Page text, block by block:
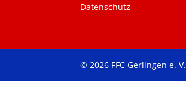
Datenschutz
© 2026 FFC Gerlingen e. V.